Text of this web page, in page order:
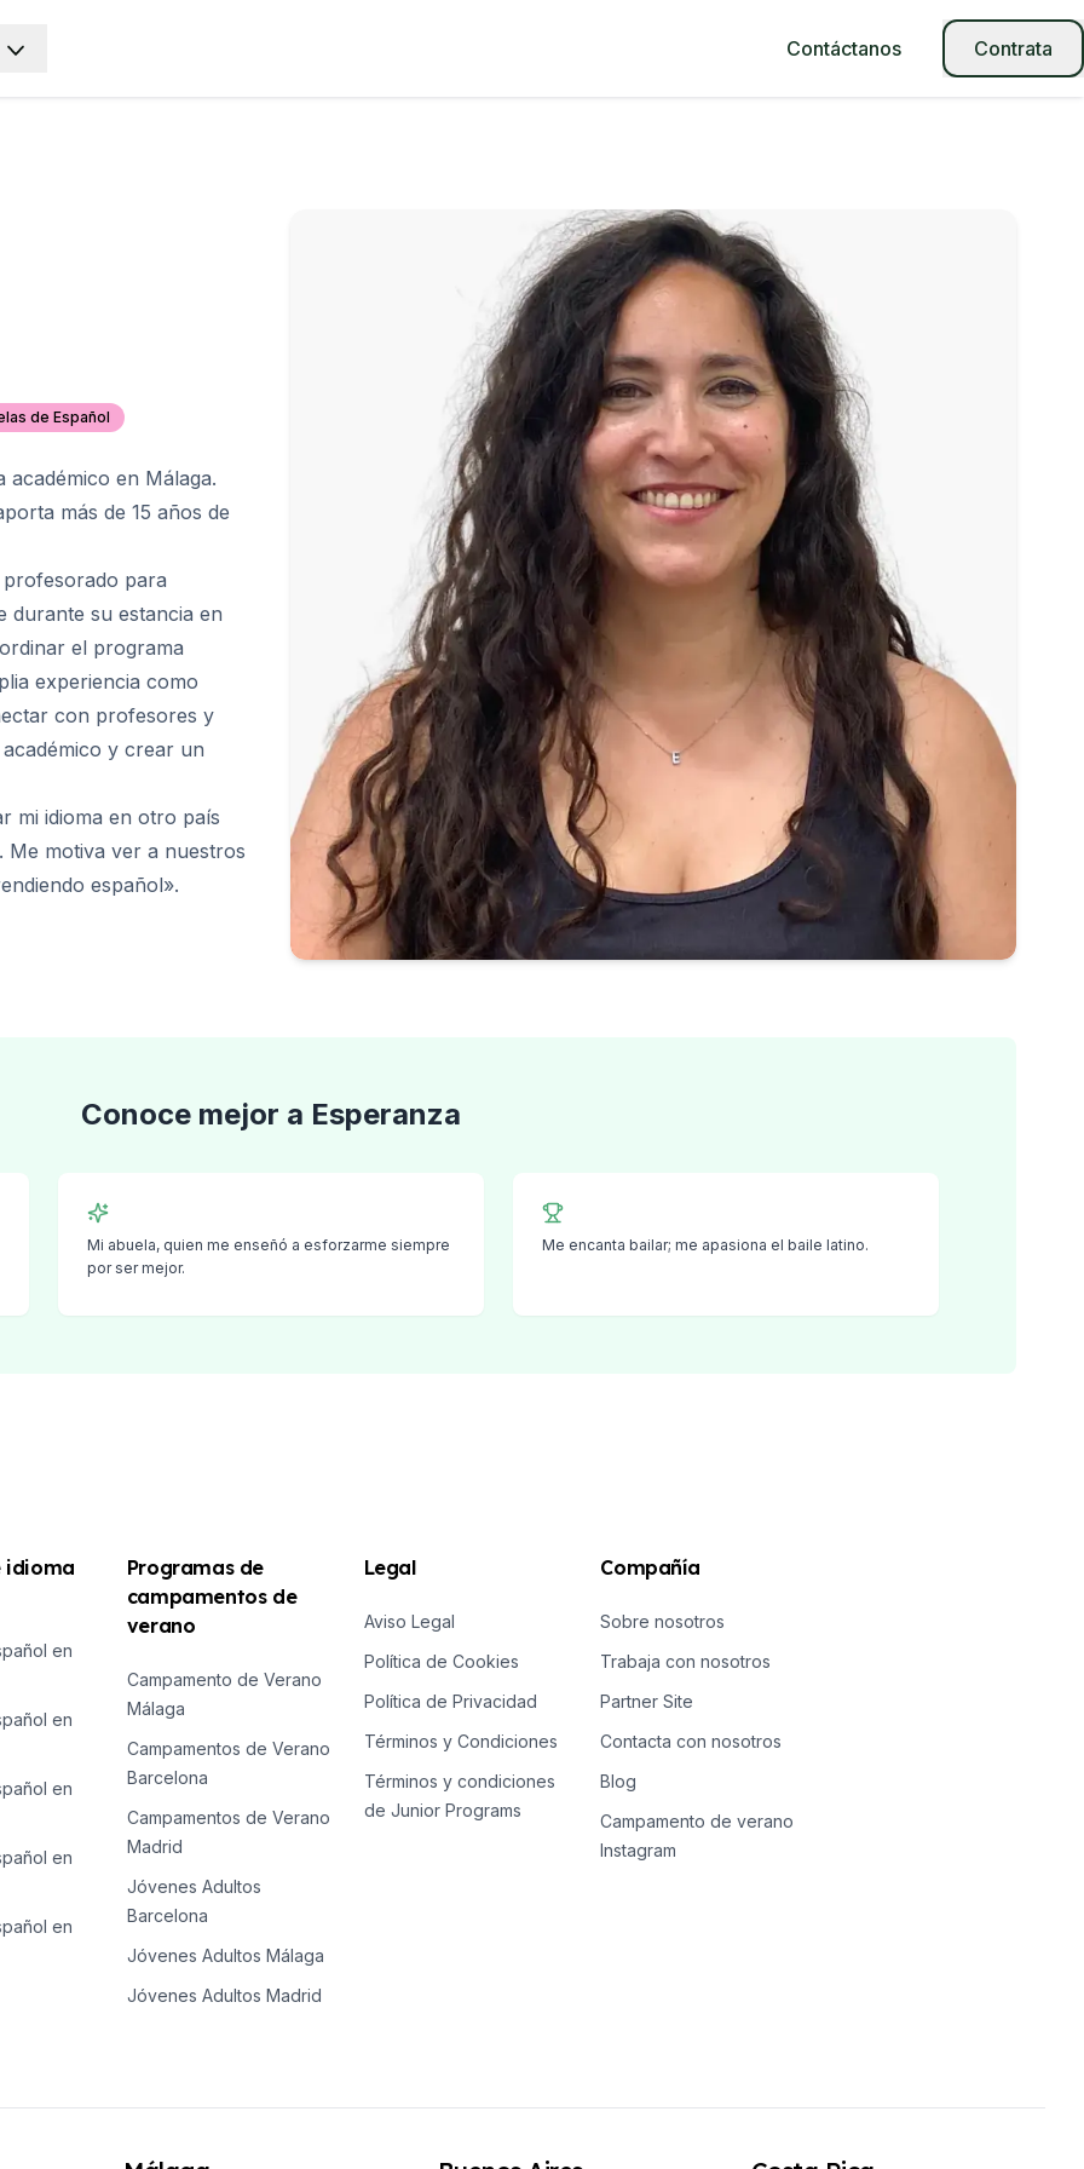
Contáctanos Contrata
de Español
en Málaga.
más de 15 años de
para
durante su estancia en
el programa
experiencia como
con profesores y
y crear un
mi idioma en otro país
motiva ver a nuestros
español».
Conoce mejor a Esperanza
Mi abuela, quien me enseñó a esforzarme siempre
por ser mejor.
Me encanta bailar; me apasiona el baile latino.
idioma
en
en
en
en
en
Programas de
campamentos de
verano
Campamento de Verano
Málaga
Campamentos de Verano
Barcelona
Campamentos de Verano
Madrid
Jóvenes Adultos
Barcelona
Jóvenes Adultos Málaga
Jóvenes Adultos Madrid
Legal
Aviso Legal
Política de Cookies
Política de Privacidad
Términos y Condiciones
Términos y condiciones
de Junior Programs
Compañía
Sobre nosotros
Trabaja con nosotros
Partner Site
Contacta con nosotros
Blog
Campamento de verano
Instagram